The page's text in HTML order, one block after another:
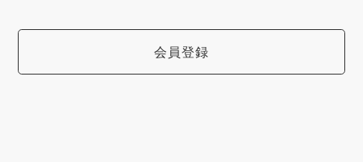
会員登録